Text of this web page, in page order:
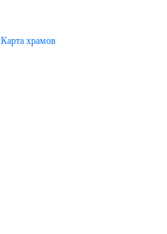
Карта храмов